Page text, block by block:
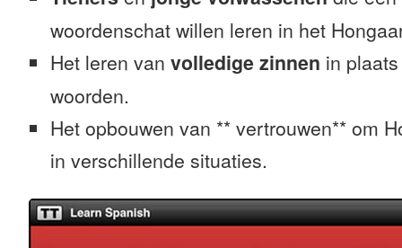
woordenschat willen leren in het
Het leren van volledige zinnen in
woorden.
Het opbouwen van ** vertrouwen** om
in verschillende situaties.